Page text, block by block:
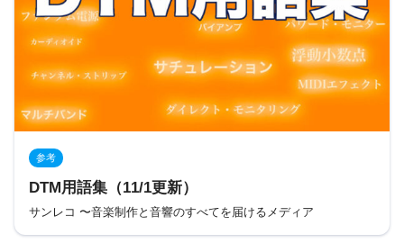
参考
DTM用語集（11/1更新）
サンレコ 〜音楽制作と音響のすべてを届けるメディア